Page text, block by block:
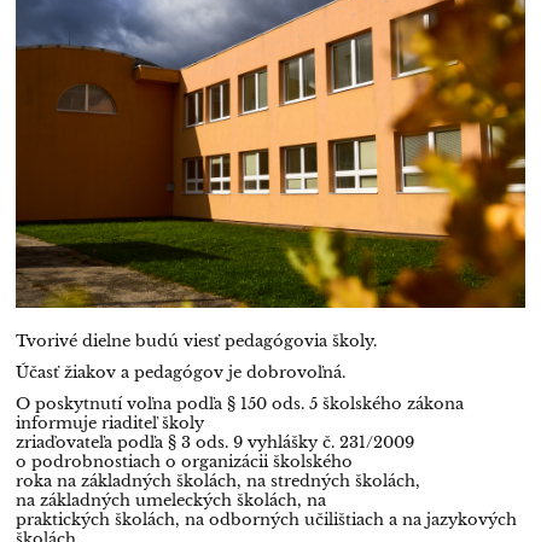
Tvorivé dielne budú viesť pedagógovia školy.
Účasť žiakov a pedagógov je dobrovoľná.
O poskytnutí voľna podľa § 150 ods. 5 školského zákona
informuje riaditeľ školy
zriaďovateľa podľa § 3 ods. 9 vyhlášky č. 231/2009
o podrobnostiach o organizácii školského
roka na základných školách, na stredných školách,
na základných umeleckých školách, na
praktických školách, na odborných učilištiach a na jazykových